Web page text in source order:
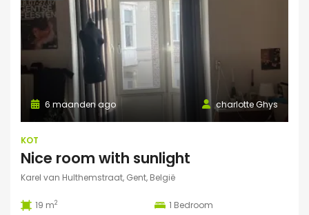
charlotte Ghys
6 maanden ago
KOT
Nice room with sunlight
Karel van Hulthemstraat, Gent, België
19 m2 1 Bedroom